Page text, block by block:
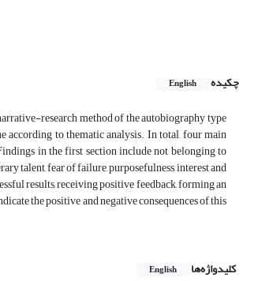
چکیده
English
research method of the autobiography type
according to thematic analysis. In total, four main
in the first section include not belonging to
talent, fear of failure, purposefulness, interest and
results, receiving positive feedback, forming an
the positive and negative consequences of this
کلیدواژه‌ها English